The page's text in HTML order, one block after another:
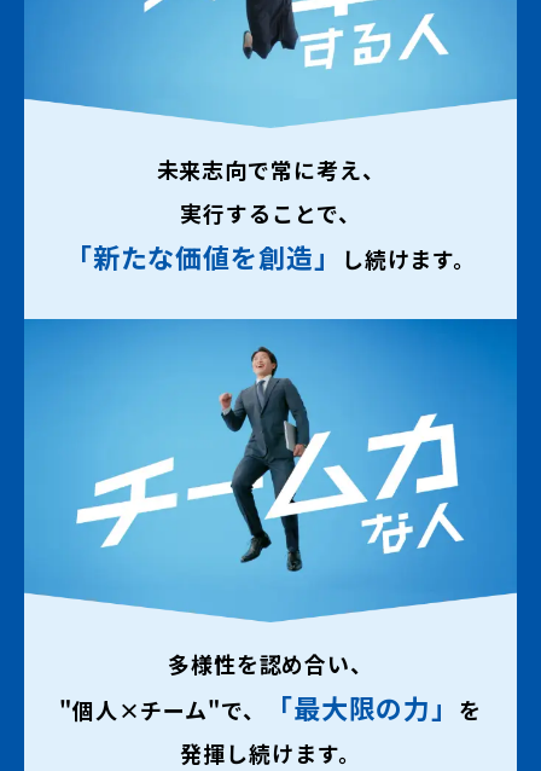
未来志向で常に考え、
実行することで、
「新たな価値を創造」 し続けます。
多様性を認め合い、
"個人×チーム"で、
「最大限の力」
を
発揮し続けます。